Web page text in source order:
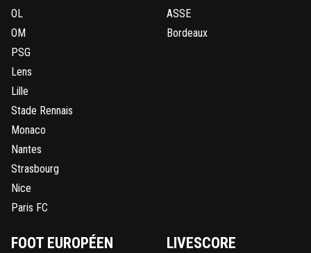
OL
OM
PSG
Lens
Lille
Stade Rennais
Monaco
Nantes
Strasbourg
Nice
Paris FC
ASSE
Bordeaux
FOOT EUROPÉEN LIVESCORE